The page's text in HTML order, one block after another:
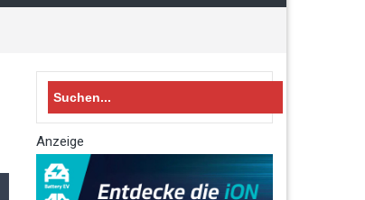
Search
for:
Anzeige